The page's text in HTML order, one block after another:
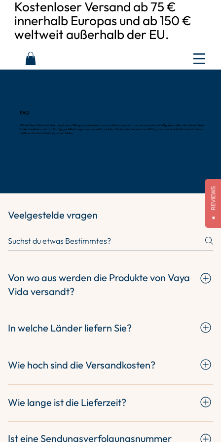
Kostenloser Versand ab 75 €
innerhalb Europas und ab 150 €
weltweit außerhalb der EU.
FAQ
Wir bei Vaya Vida sind überzeugt, dass Alltagsprodukte nicht nur praktisch, sondern auch schön und nachhaltig sein sollten. Auf dieser Seite
finden Sie Antworten auf häufig gestellte Fragen zu unseren Produkten, Materialien, Versand und Rückgabe. Klar und ehrlich – damit Sie sich
bei Ihrer Kaufentscheidung sicher fühlen.
Veelgestelde vragen
Von wo aus werden die Produkte von Vaya
Vida versandt?
versandt.
In welche Länder liefern Sie?
Kasse berechnet.
Wie hoch sind die Versandkosten?
anhand Ihres Standorts und des Bestellwerts
innerhalb Europas150 € weltweit außerhalb der EUBei
Bestellungen unterhalb dieser Beträge werden die
Wie lange ist die Lieferzeit?
Ist eine Sendungsverfolgungsnummer
★
REVIEWS